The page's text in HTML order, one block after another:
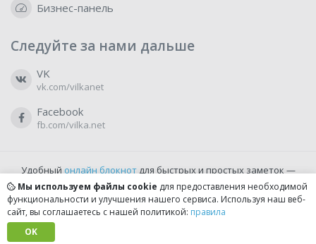
Бизнес-панель
Следуйте за нами дальше
VK
vk.com/vilkanet
Facebook
fb.com/vilka.net
Удобный онлайн блокнотдля быстрых и простых заметок —
бесплатно и доступно прямо из браузера.
Мы используем файлы cookie для предоставления необходимой
функциональности и улучшения нашего сервиса. Используя наш веб-
сайт, вы соглашаетесь с нашей политикой: правила
OK